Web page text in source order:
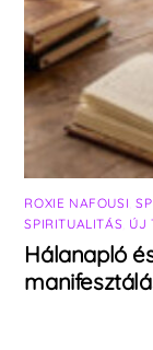
ROXIE NAFOUSI ,
SPIRITUALITÁS ÚJ
Hálanapló